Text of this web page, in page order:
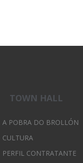
TOWN HALL
A POBRA DO BROLLÓN
CULTURA
PERFIL CONTRATANTE